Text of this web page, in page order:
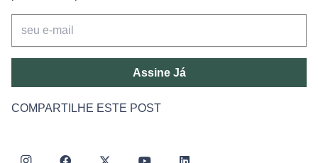
Assine Já
COMPARTILHE ESTE POST